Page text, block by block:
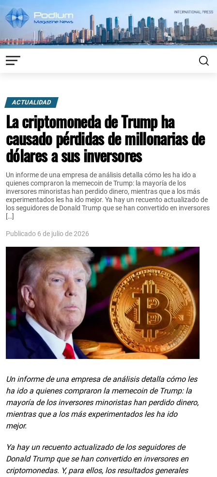
ACTUALIDAD
La criptomoneda de Trump ha
causado pérdidas de millonarias de
dólares a sus inversores
Un informe de una empresa de análisis detalla cómo les ha ido a
quienes compraron la memecoin de Trump: la mayoría de los
inversores minoristas han perdido dinero, mientras que a los más
experimentados les ha ido mejor. Ya hay un recuento actualizado de
los seguidores de Donald Trump que se han convertido en inversores
[…]
Publicado 6 de julio de 2026
Un informe de una empresa de análisis detalla cómo les
ha ido a quienes compraron la memecoin de Trump: la
mayoría de los inversores minoristas han perdido dinero,
mientras que a los más experimentados les ha ido
mejor.
Ya hay un recuento actualizado de los seguidores de
Donald Trump que se han convertido en inversores en
criptomonedas. Y, para ellos, los resultados generales